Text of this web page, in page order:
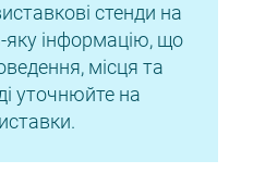
стенди на
яку інформацію, що
місця та
уточнюйте на